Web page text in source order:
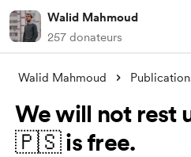
Walid Mahmoud
257 donateurs
Walid Mahmoud
We will not rest
🇵🇸 is free.